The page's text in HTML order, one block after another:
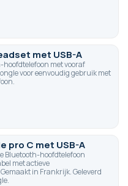
met USB-A
hoofdtelefoon met vooraf
voor eenvoudig gebruik met
pro C met USB-A
Bluetooth-hoofdtelefoon
met actieve
in Frankrijk. Geleverd